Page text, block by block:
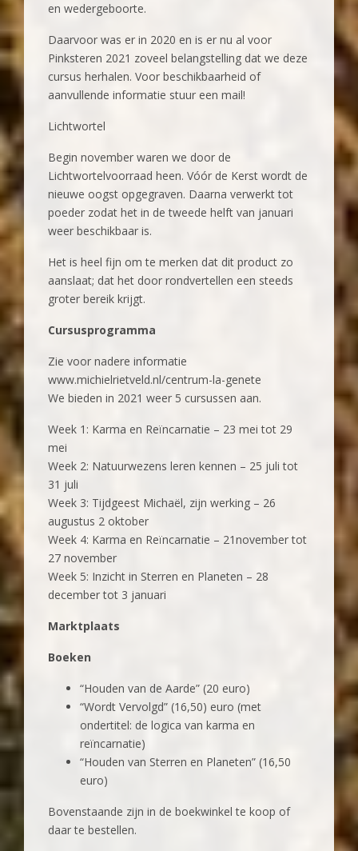
en wedergeboorte.
Daarvoor was er in 2020 en is er nu al voor
Pinksteren 2021 zoveel belangstelling dat we deze
cursus herhalen. Voor beschikbaarheid of
aanvullende informatie stuur een mail!
Lichtwortel
Begin november waren we door de
Lichtwortelvoorraad heen. Vóór de Kerst wordt de
nieuwe oogst opgegraven. Daarna verwerkt tot
poeder zodat het in de tweede helft van januari
weer beschikbaar is.
Het is heel fijn om te merken dat dit product zo
aanslaat; dat het door rondvertellen een steeds
groter bereik krijgt.
Cursusprogramma
Zie voor nadere informatie
www.michielrietveld.nl/centrum-la-genete
We bieden in 2021 weer 5 cursussen aan.
Week 1: Karma en Reïncarnatie – 23 mei tot 29
mei
Week 2: Natuurwezens leren kennen – 25 juli tot
31 juli
Week 3: Tijdgeest Michaël, zijn werking – 26
augustus 2 oktober
Week 4: Karma en Reïncarnatie – 21november tot
27 november
Week 5: Inzicht in Sterren en Planeten – 28
december tot 3 januari
Marktplaats
Boeken
“Houden van de Aarde” (20 euro)
“Wordt Vervolgd” (16,50) euro (met
ondertitel: de logica van karma en
reïncarnatie)
“Houden van Sterren en Planeten” (16,50
euro)
Bovenstaande zijn in de boekwinkel te koop of
daar te bestellen.